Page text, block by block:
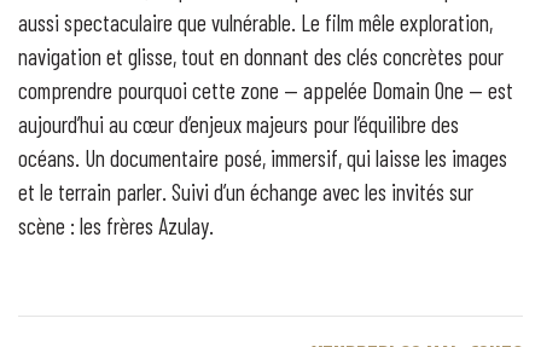
aussi spectaculaire que vulnérable. Le film mêle exploration,
navigation et glisse, tout en donnant des clés concrètes pour
comprendre pourquoi cette zone — appelée Domain One — est
aujourd’hui au cœur d’enjeux majeurs pour l’équilibre des
océans. Un documentaire posé, immersif, qui laisse les images
et le terrain parler. Suivi d’un échange avec les invités sur
scène : les frères Azulay.